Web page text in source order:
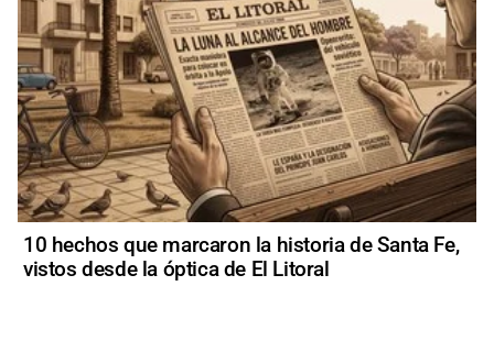
10 hechos que marcaron la historia de Santa Fe,
vistos desde la óptica de El Litoral